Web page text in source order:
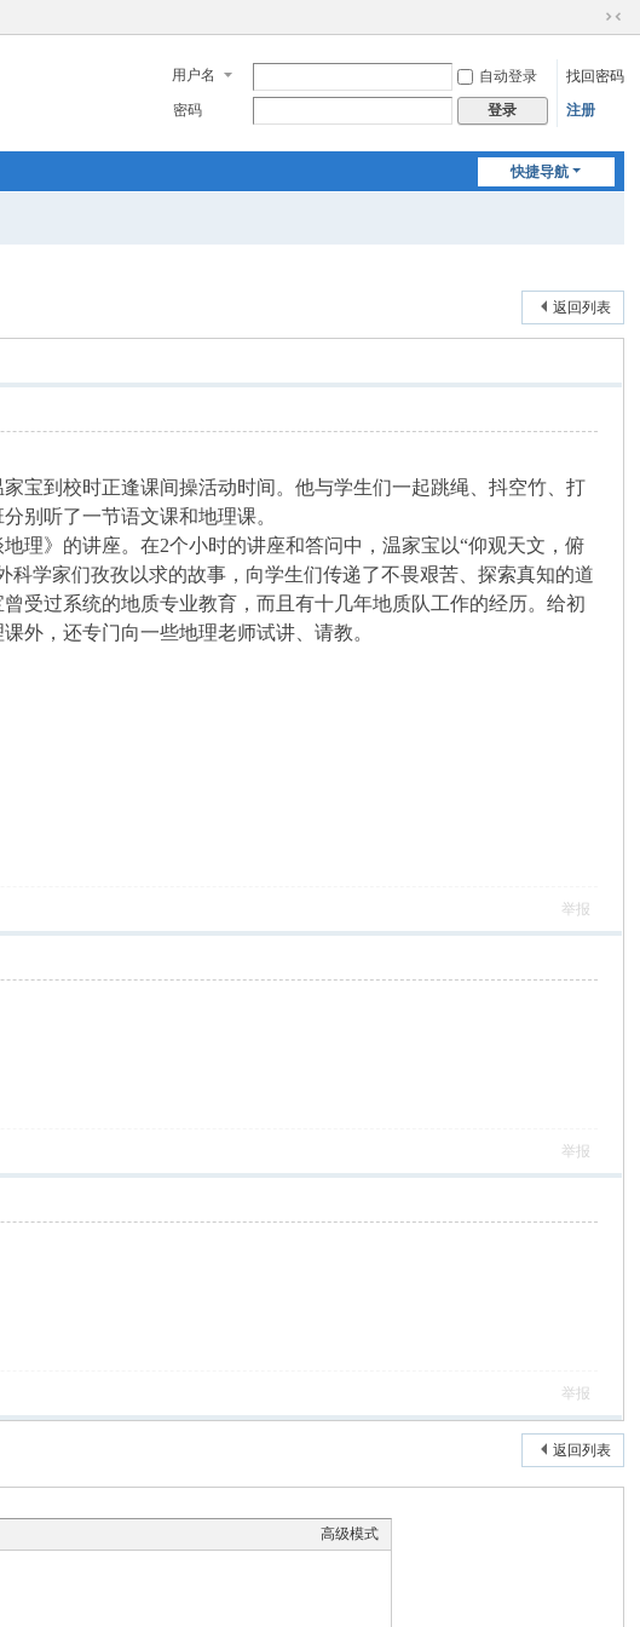
切
到
用户名 自动登录
找回密码
密码
登录 注册
快捷导航
返回列表
到校时正逢课间操活动时间。他与学生们一起跳绳、抖空竹、打
别听了一节语文课和地理课。
》的讲座。在2个小时的讲座和答问中，温家宝以“仰观天文，俯
学家们孜孜以求的故事，向学生们传递了不畏艰苦、探索真知的道
受过系统的地质专业教育，而且有十几年地质队工作的经历。给初
外，还专门向一些地理老师试讲、请教。
举报
举报
举报
返回列表
高级模式